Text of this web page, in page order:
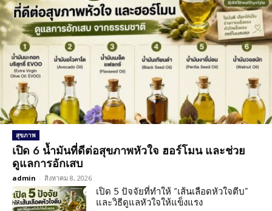
สุขภาพ
เปิด 6 น้ำมันที่ดีต่อสุขภาพหัวใจ ฮอร์โมน และช่วย
ดูแลการอักเสบ
admin - สิงหาคม 8, 2026
เปิด 5 ปัจจัยที่ทำให้ “เส้นเลือดหัวใจตีบ”
และวิธีดูแลหัวใจให้แข็งแรง